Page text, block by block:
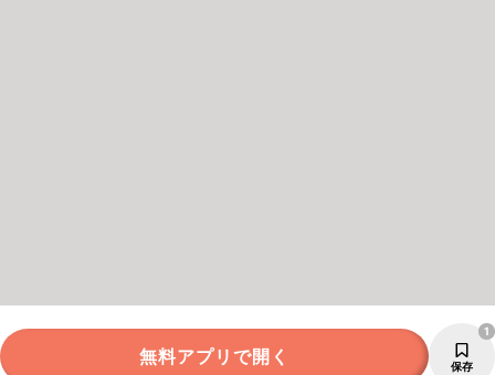
無料アプリで開く 保存
1